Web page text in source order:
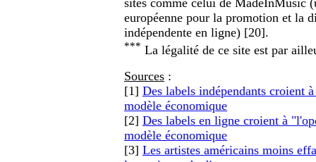
européenne pour la promotion et la
indépendente en ligne) [20].
*** La légalité de ce site est par
Sources :
[1] Des labels indépendants croient
modèle économique
[2] Des labels en ligne croient à
modèle économique
[3] Les artistes américains moins